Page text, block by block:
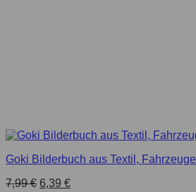
Goki Bilderbuch aus Textil, Fahrzeuge
7,99€ Ursprünglicher
6,39 €Aktueller